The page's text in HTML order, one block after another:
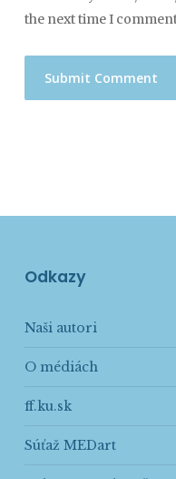
the next time I
Odkazy
Naši autori
O médiách
ff.ku.sk
Súťaž MEDart